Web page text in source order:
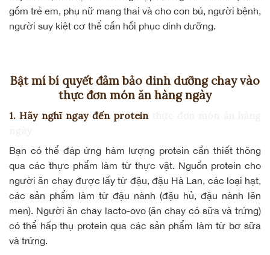
gồm trẻ em, phụ nữ mang thai và cho con bú, người bệnh,
người suy kiệt cơ thể cần hồi phục dinh dưỡng
Bật mí bí quyết đảm bảo dinh dưỡng chay vào
thực đơn món ăn hàng ngày
1. Hãy nghĩ ngay đến protein
Bạn có thể đáp ứng hàm lượng protein cần thiết thông
qua các thực phẩm làm từ thực vật. Nguồn protein cho
người ăn chay được lấy từ đậu, đậu Hà Lan, các loại hạt,
các sản phẩm làm từ đậu nành (đậu hủ, đậu nành lên
men). Người ăn chay lacto-ovo (ăn chay có sữa và trứng)
có thể hấp thụ protein qua các sản phẩm làm từ bơ sữa
và trứng.